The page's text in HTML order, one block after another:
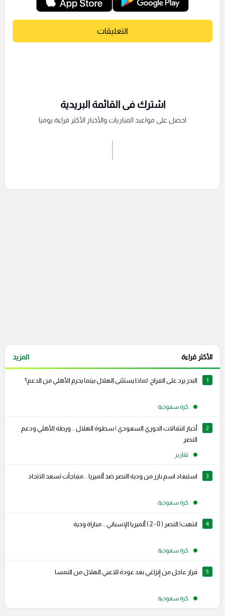
التعليقات
اشترك فى القائمة البريدية
احصل على مواعيد المباريات والأخبار الأكثر قراءة يوميا
الأكثر قراءة المزيد
1 البدر يرد على الفراج: لماذا يستثنى الهلال بينما يحرم الأهلي من الدعم؟
كرة سعودية
2
أخبار انتقالات الدوري السعودي | سطوة الهلال .. ورطة الأهلي ودعم
النصر
تقارير
3 استبعاد اسم بارز من ودية النصر ضد ألميريا .. مفاجآت تسعد الاتحاد
كرة سعودية
4 انتهت| النصر ( 0 - 2 ) ألميريا الإسباني .. مباراة ودية
كرة سعودية
5 قرار عاجل من إنزاغي بعد عودة للاعبي الهلال من النمسا
كرة سعودية